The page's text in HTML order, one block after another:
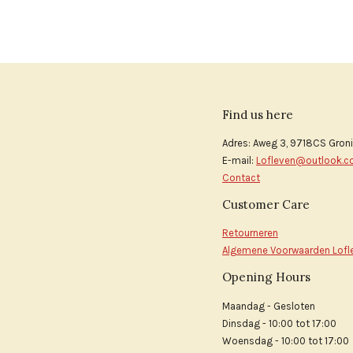
Find us here
Adres: Aweg 3, 9718CS
E-mail:
Contact
Customer Care
Retourneren
Algemene Voorwaarden
Opening Hours
Maandag - Gesloten
Dinsdag - 10:00 tot 17:00
Woensdag - 10:00 tot 17:00